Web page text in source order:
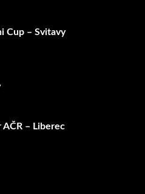
Cup – Svitavy
– Liberec